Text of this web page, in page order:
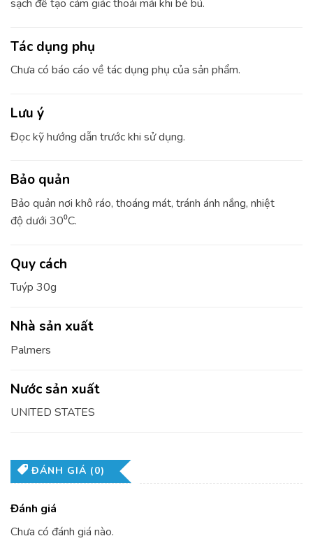
sạch để tạo cảm giác thoải mái khi bé bú.
Tác dụng phụ
Chưa có báo cáo về tác dụng phụ của sản phẩm.
Lưu ý
Đọc kỹ hướng dẫn trước khi sử dụng.
Bảo quản
Bảo quản nơi khô ráo, thoáng mát, tránh ánh nắng, nhiệt
độ dưới 30⁰C.
Quy cách
Tuýp 30g
Nhà sản xuất
Palmers
Nước sản xuất
UNITED STATES
ĐÁNH GIÁ (0)
Đánh giá
Chưa có đánh giá nào.